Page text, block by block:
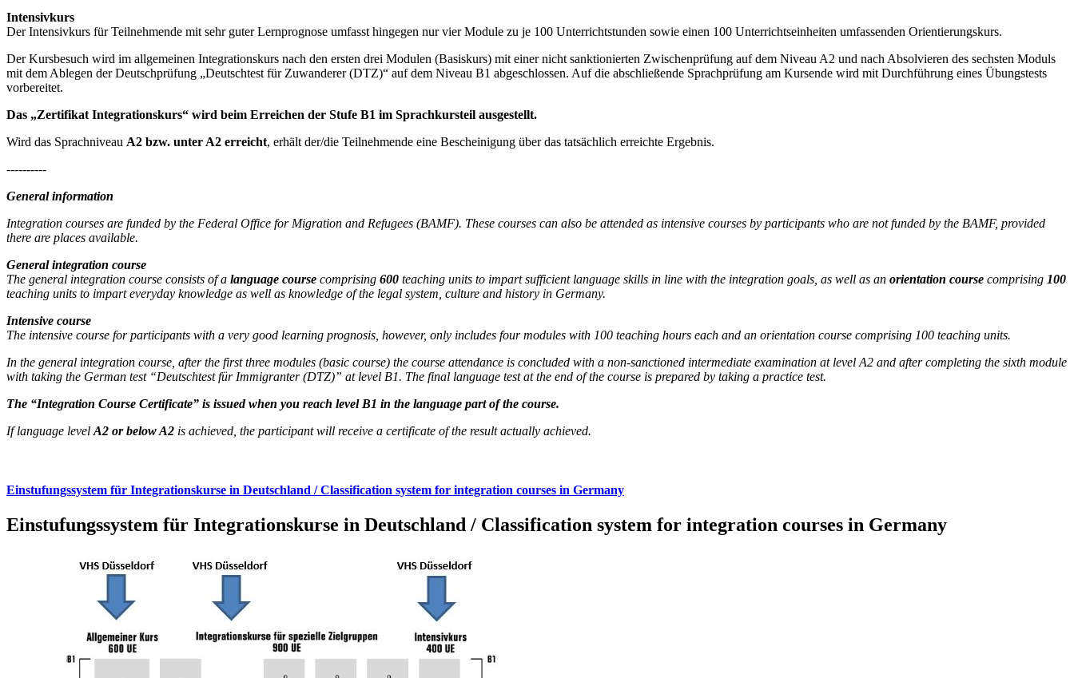
Intensivkurs
Der Intensivkurs für Teilnehmende mit sehr guter Lernprognose umfasst hingegen nur vier Module zu je 100 Unterrichtstunden sowie einen 100 Unterrichtseinheiten umfassenden Orientierungskurs.
Der Kursbesuch wird im allgemeinen Integrationskurs nach den ersten drei Modulen (Basiskurs) mit einer nicht sanktionierten Zwischenprüfung auf dem Niveau A2 und nach Absolvieren des sechsten Moduls
mit dem Ablegen der Deutschprüfung „Deutschtest für Zuwanderer (DTZ)“ auf dem Niveau B1 abgeschlossen. Auf die abschließende Sprachprüfung am Kursende wird mit Durchführung eines Übungstests
vorbereitet.
Das „Zertifikat Integrationskurs“ wird beim Erreichen der Stufe B1 im Sprachkursteil ausgestellt.
Wird das Sprachniveau A2 bzw. unter A2 erreicht, erhält der/die Teilnehmende eine Bescheinigung über das tatsächlich erreichte Ergebnis.
----------
General information
Integration courses are funded by the Federal Office for Migration and Refugees (BAMF). These courses can also be attended as intensive courses by participants who are not funded by the BAMF, provided
there are places available.
General integration course
The general integration course consists of a language course comprising 600 teaching units to impart sufficient language skills in line with the integration goals, as well as an orientation course comprising 100
teaching units to impart everyday knowledge as well as knowledge of the legal system, culture and history in Germany.
Intensive course
The intensive course for participants with a very good learning prognosis, however, only includes four modules with 100 teaching hours each and an orientation course comprising 100 teaching units.
In the general integration course, after the first three modules (basic course) the course attendance is concluded with a non-sanctioned intermediate examination at level A2 and after completing the sixth module
with taking the German test “Deutschtest für Immigranter (DTZ)” at level B1. The final language test at the end of the course is prepared by taking a practice test.
The “Integration Course Certificate” is issued when you reach level B1 in the language part of the course.
If language level A2 or below A2 is achieved, the participant will receive a certificate of the result actually achieved.
Einstufungssystem für Integrationskurse in Deutschland / Classification system for integration courses in Germany
Einstufungssystem für Integrationskurse in Deutschland / Classification system for integration courses in Germany